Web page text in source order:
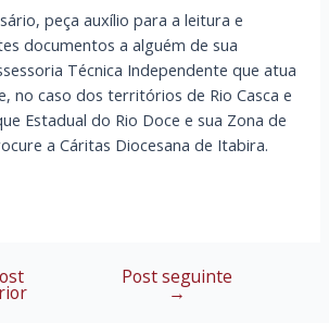
peça auxílio para a leitura e
documentos a alguém de sua
Técnica Independente que atua
no caso dos territórios de Rio Casca e
Estadual do Rio Doce e sua Zona de
a Cáritas Diocesana de Itabira.
Post seguinte
→